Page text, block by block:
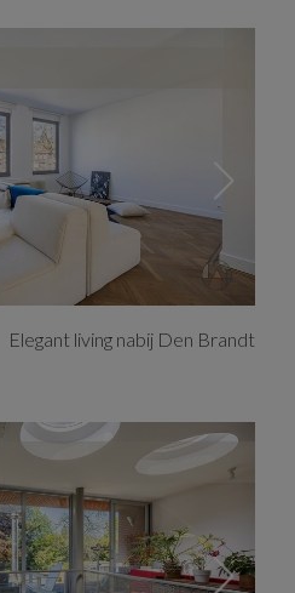
Elegant living nabij Den Brandt